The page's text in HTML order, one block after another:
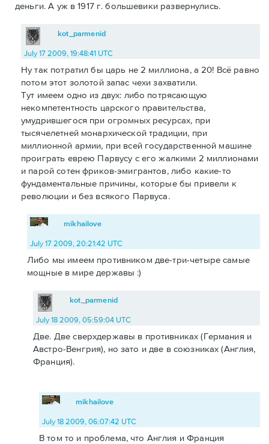
деньги. А уж в 1917 г. большевики развернулись.
kot_parmenid
July 17 2009, 19:48:41 UTC
Ну так потратил бы царь не 2 миллиона, а 20! Всё равно
потом этот золотой запас чехи захватили.
Тут имеем одно из двух: либо потрясающую
некомпетентность царского правительства,
умудрившегося при огромных ресурсах, при
тысячелетней монархической традиции, при
миллионной армии, при всей государственной машине
проиграть еврею Парвусу с его жалкими 2 миллионами
и парой сотен фриков-эмигрантов, либо какие-то
фундаментальные причины, которые бы привели к
революции и без всякого Парвуса.
mikhailove
July 17 2009, 20:21:42 UTC
Либо мы имеем противником две-три-четыре самые
мощные в мире державы :)
kot_parmenid
July 18 2009, 05:59:04 UTC
Две. Две сверхдержавы в противниках (Германия и
Австро-Венгрия), но зато и две в союзниках (Англия,
Франция).
mikhailove
July 18 2009, 06:07:42 UTC
В том то и проблема, что Англия и Франция